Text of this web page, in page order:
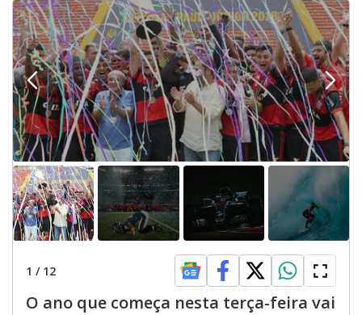
1 / 12
O ano que começa nesta terça-feira vai